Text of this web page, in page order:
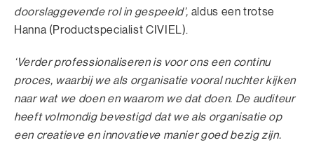
doorslaggevende rol in gespeeld’, aldus een trotse
Hanna (Productspecialist CIVIEL).
‘Verder professionaliseren is voor ons een continu
proces, waarbij we als organisatie vooral nuchter kijken
naar wat we doen en waarom we dat doen. De auditeur
heeft volmondig bevestigd dat we als organisatie op
een creatieve en innovatieve manier goed bezig zijn.